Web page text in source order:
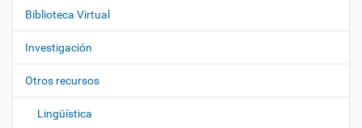
a
c
i
ó
n
Biblioteca Virtual
Investigación
Otros recursos
Lingüística